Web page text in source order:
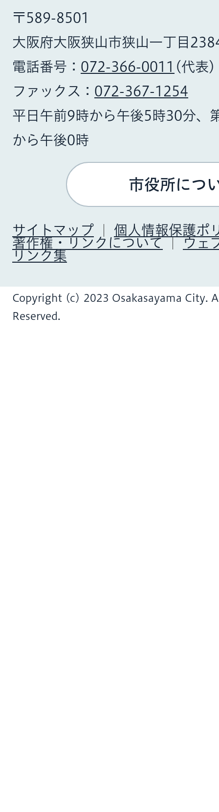
〒589-8501
大阪府大阪狭山市狭山一丁目
電話番号： 072-366-0011 (代表)
ファックス： 072-367-1254
平日午前9時から午後5時30分、
から午後0時
市役所につ
サイトマップ
個人情報保護ポ
著作権・リンクについて
ウェ
リンク集
Copyright (c) 2023 Osakasayama City.
Reserved.